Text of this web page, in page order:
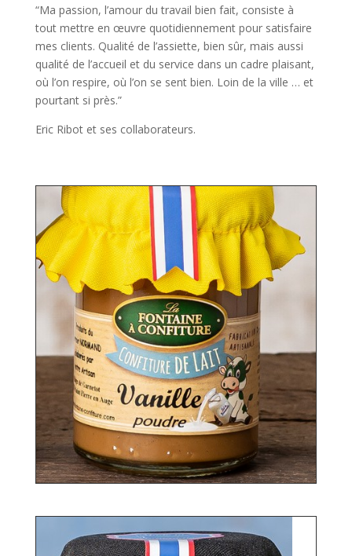
“Ma passion, l’amour du travail bien fait, consiste à
tout mettre en œuvre quotidiennement pour satisfaire
mes clients. Qualité de l’assiette, bien sûr, mais aussi
qualité de l’accueil et du service dans un cadre plaisant,
où l’on respire, où l’on se sent bien. Loin de la ville … et
pourtant si près.”
Eric Ribot et ses collaborateurs.